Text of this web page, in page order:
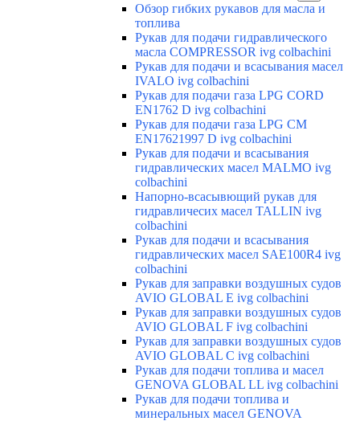
Обзор гибких рукавов для масла и
топлива
Рукав для подачи гидравлического
масла COMPRESSOR ivg colbachini
Рукав для подачи и всасывания масел
IVALO ivg colbachini
Рукав для подачи газа LPG CORD
EN1762 D ivg colbachini
Рукав для подачи газа LPG CM
EN17621997 D ivg colbachini
Рукав для подачи и всасывания
гидравлических масел MALMO ivg
colbachini
Напорно-всасывющий рукав для
гидравличесих масел TALLIN ivg
colbachini
Рукав для подачи и всасывания
гидравлических масел SAE100R4 ivg
colbachini
Рукав для заправки воздушных судов
AVIO GLOBAL E ivg colbachini
Рукав для заправки воздушных судов
AVIO GLOBAL F ivg colbachini
Рукав для заправки воздушных судов
AVIO GLOBAL C ivg colbachini
Рукав для подачи топлива и масел
GENOVA GLOBAL LL ivg colbachini
Рукав для подачи топлива и
минеральных масел GENOVA